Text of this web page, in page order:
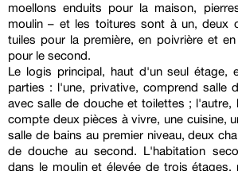
moellons enduits pour la maison,
moulin – et les toitures sont à un, deux
tuiles pour la première, en poivrière et
pour le second.
Le logis principal, haut d'un seul étage,
parties : l'une, privative, comprend salle
avec salle de douche et toilettes ; l'autre,
compte deux pièces à vivre, une cuisine,
salle de bains au premier niveau, deux
de douche au second. L'habitation
dans le moulin et élevée de trois étages,